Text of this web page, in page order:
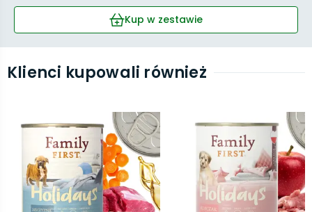
Kup w zestawie
Klienci kupowali również